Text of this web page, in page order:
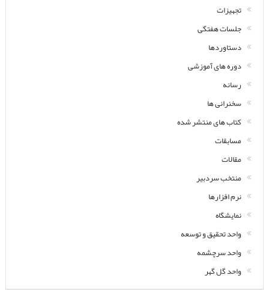
تجهیزات
جلسات هفتگی
دستاوردها
دوره های آموزشی
رسانه
سخنرانی ها
کتاب های منتشر شده
مسابقات
مقالات
منتخب سردبیر
نرم افزارها
نمایشگاه
واحد تحقیق و توسعه
واحد سرچشمه
واحد گل گهر